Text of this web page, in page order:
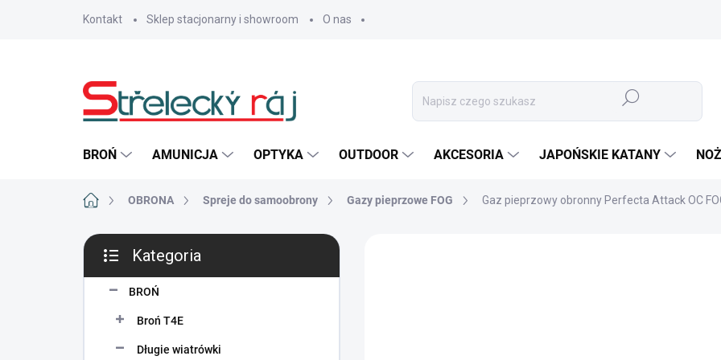
Kontakt Sklep stacjonarny i showroom O nas
Szukaj
BROŃ AMUNICJA OPTYKA OUTDOOR AKCESORIA JAPOŃSKIE KATANY
HomeOBRONA Spreje do samoobrony Gazy pieprzowe FOG Gaz pieprzowy obronny Perfecta Attack OC
P
s
kategorie
Kategoria
BROŃ
Broń T4E
Długie wiatrówki